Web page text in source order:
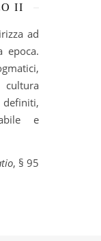
II
epoca.
e
, § 95